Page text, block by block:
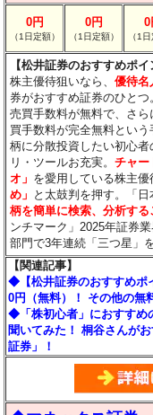
0円
（1日定額）
0円
（1日定額）
0
（1
【松井証券のおすすめポイ
株主優待狙いなら、優待名
券がおすすめ証券のひと
売買手数料が無料で、さ
買手数料が完全無料とい
柄に分散投資したい初心
リ・ツールお充実。チャー
オ」 を愛用している株主
め」 と太鼓判を押す。「
柄を簡単に検索、分析する
ンチマーク」2025年証券
部門で3年連続「三つ星」
【関連記事】
◆【松井証券のおすすめポ
0円（無料）！ その他の無
◆「株初心者」におすすめ
聞いてみた！ 桐谷さんが
証券」！